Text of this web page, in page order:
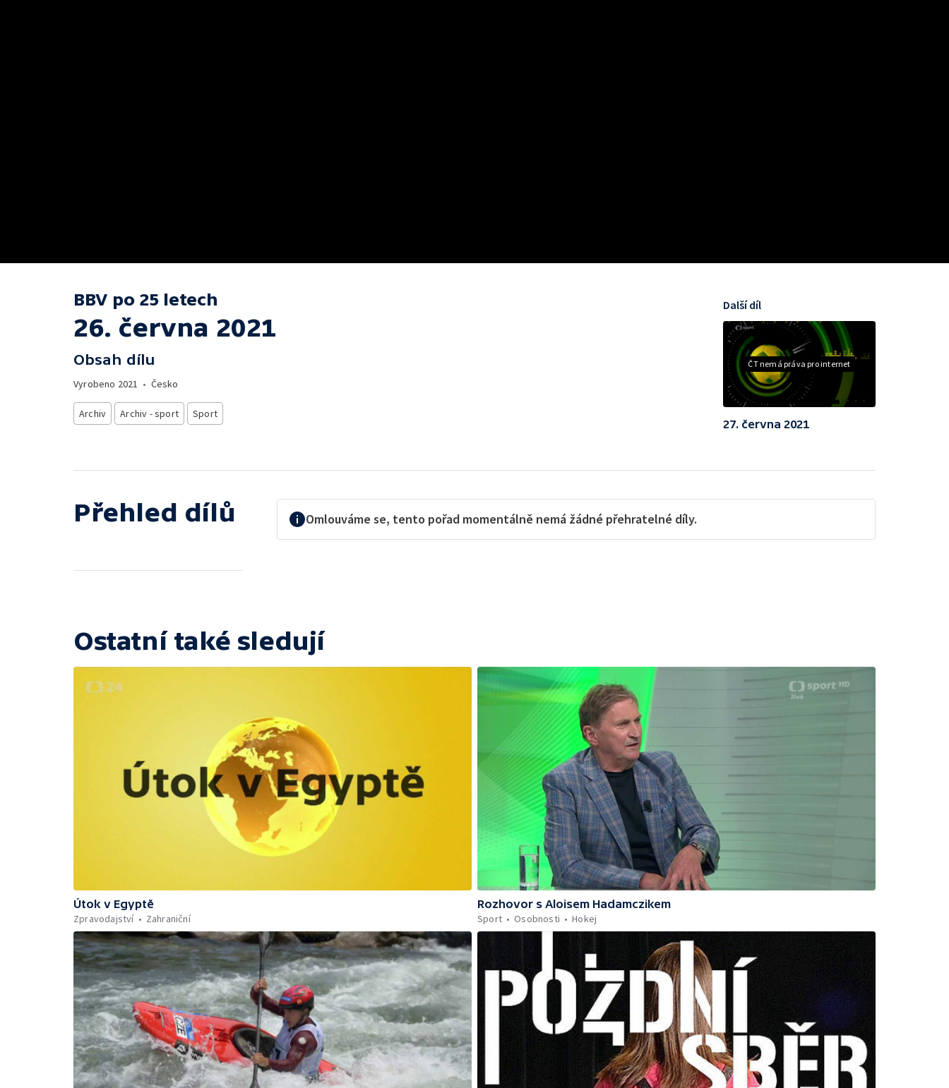
BBV po 25 letech
26. června 2021
Obsah dílu
Vyrobeno 2021 • Česko
Archiv Archiv - sport Sport
ČT nemá práva pro internet
Další díl
27. června 2021
Přehled dílů Omlouváme se, tento pořad momentálně nemá žádné přehratelné díly.
Ostatní také sledují
Útok v Egyptě
Zpravodajství
Zahraniční
Rozhovor s Aloisem Hadamczikem
Sport
Osobnosti Hokej